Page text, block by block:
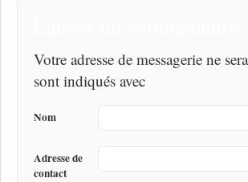
Votre adresse de messagerie ne
sont indiqués avec
Nom
Adresse de
contact